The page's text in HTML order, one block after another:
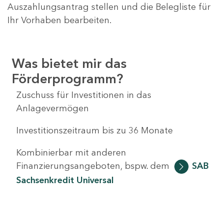
Auszahlungsantrag stellen und die Belegliste für
Ihr Vorhaben bearbeiten.
Was bietet mir das
Förderprogramm?
Zuschuss für Investitionen in das
Anlagevermögen
Investitionszeitraum bis zu 36 Monate
Kombinierbar mit anderen
Finanzierungsangeboten, bspw. dem
SAB
Sachsenkredit Universal